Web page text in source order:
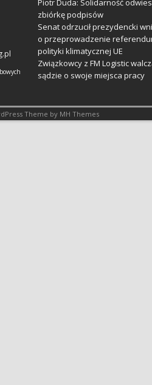
Piotr Duda: Solidarność
zbiórkę podpisów
Senat odrzucił prezydencki
o przeprowadzenie
polityki klimatycznej UE
Związkowcy z FM Logistic
sądzie o swoje miejsca pracy
Theme by MH Themes